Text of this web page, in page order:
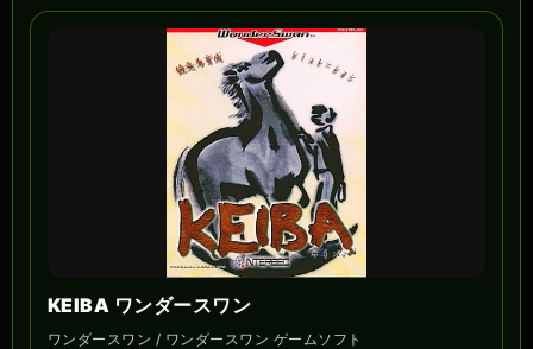
KEIBA ワンダースワン
ワンダースワン / ワンダースワン ゲームソフト